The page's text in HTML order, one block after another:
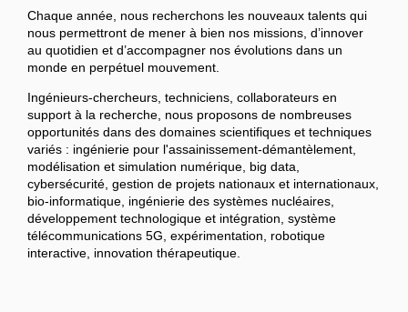
Chaque année, nous recherchons les nouveaux talents qui
nous permettront de mener à bien nos missions, d’innover
au quotidien et d’accompagner nos évolutions dans un
monde en perpétuel mouvement.
Ingénieurs-chercheurs, techniciens, collaborateurs en
support à la recherche, nous proposons de nombreuses
opportunités dans des domaines scientifiques et techniques
variés : ingénierie pour l'assainissement-démantèlement,
modélisation et simulation numérique, big data,
cybersécurité, gestion de projets nationaux et internationaux,
bio-informatique, ingénierie des systèmes nucléaires,
développement technologique et intégration, système
télécommunications 5G, expérimentation, robotique
interactive, innovation thérapeutique.